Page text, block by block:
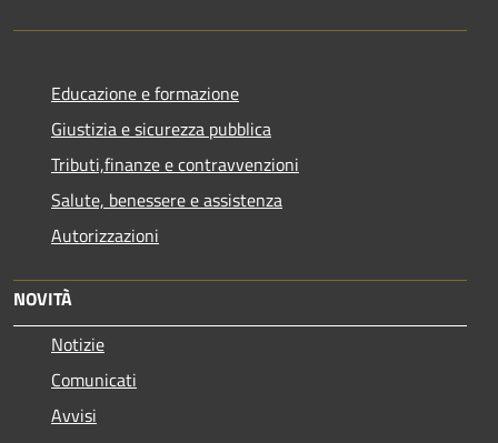
Educazione e formazione
Giustizia e sicurezza pubblica
Tributi,finanze e contravvenzioni
Salute, benessere e assistenza
Autorizzazioni
NOVITÀ
Notizie
Comunicati
Avvisi